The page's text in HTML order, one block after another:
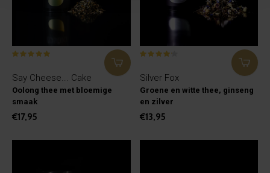
Say Cheese... Cake
Oolong thee met bloemige
smaak
€17,95
Silver Fox
Groene en witte thee, ginseng
en zilver
€13,95